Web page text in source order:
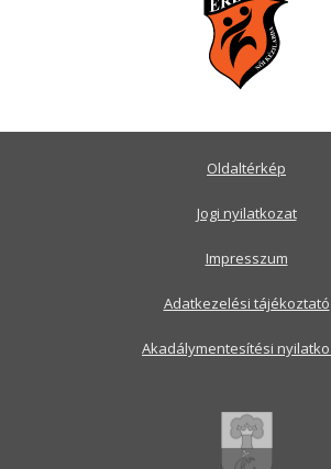
Oldaltérkép
Jogi nyilatkozat
Impresszum
Adatkezelési tájékoztató
Akadálymentesítési